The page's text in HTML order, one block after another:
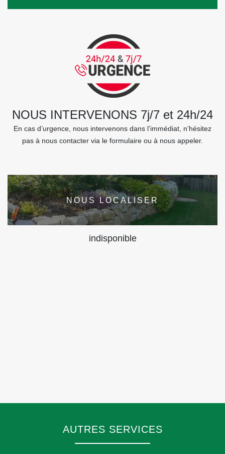
NOUS INTERVENONS 7j/7 et 24h/24
En cas d’urgence, nous intervenons dans l’immédiat, n’hésitez
pas à nous contacter via le formulaire ou à nous appeler.
NOUS LOCALISER
indisponible
AUTRES SERVICES